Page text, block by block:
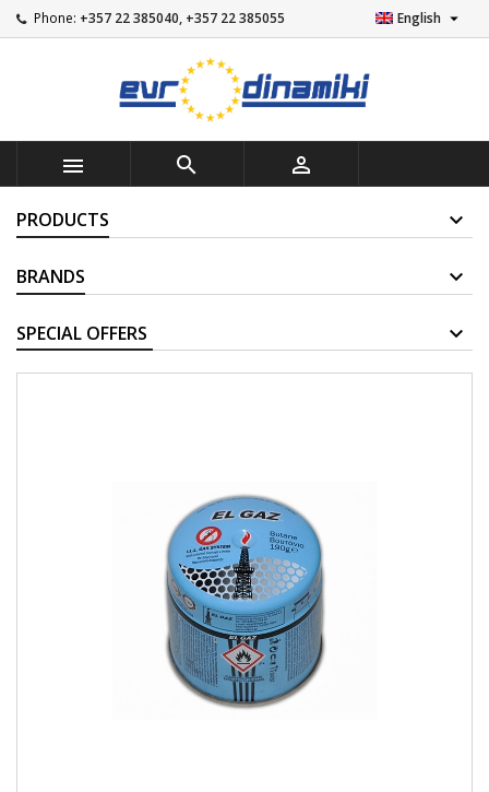
Phone: +357 22 385040, +357 22 385055 English 
  
PRODUCTS
BRANDS